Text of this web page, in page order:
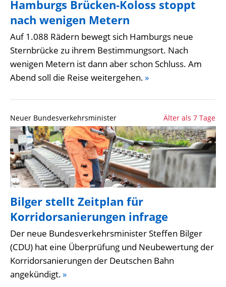
Hamburgs Brücken-Koloss stoppt
nach wenigen Metern
Auf 1.088 Rädern bewegt sich Hamburgs neue
Sternbrücke zu ihrem Bestimmungsort. Nach
wenigen Metern ist dann aber schon Schluss. Am
Abend soll die Reise weitergehen.»
Neuer Bundesverkehrsminister Älter als 7 Tage
Bilger stellt Zeitplan für
Korridorsanierungen infrage
Der neue Bundesverkehrsminister Steffen Bilger
(CDU) hat eine Überprüfung und Neubewertung der
Korridorsanierungen der Deutschen Bahn
angekündigt.»